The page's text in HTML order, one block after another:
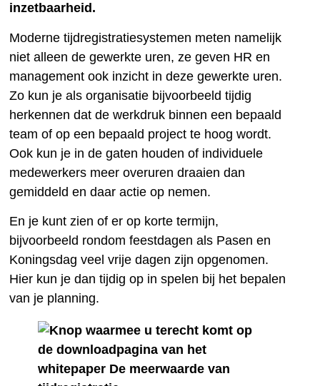
inzetbaarheid.
Moderne tijdregistratiesystemen meten namelijk
niet alleen de gewerkte uren, ze geven HR en
management ook inzicht in deze gewerkte uren.
Zo kun je als organisatie bijvoorbeeld tijdig
herkennen dat de werkdruk binnen een bepaald
team of op een bepaald project te hoog wordt.
Ook kun je in de gaten houden of individuele
medewerkers meer overuren draaien dan
gemiddeld en daar actie op nemen.
En je kunt zien of er op korte termijn,
bijvoorbeeld rondom feestdagen als Pasen en
Koningsdag veel vrije dagen zijn opgenomen.
Hier kun je dan tijdig op in spelen bij het bepalen
van je planning.